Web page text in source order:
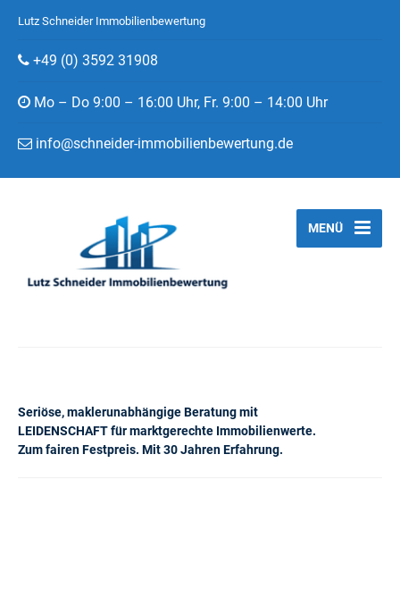
Lutz Schneider Immobilienbewertung
+49 (0) 3592 31908
Mo – Do 9:00 – 16:00 Uhr, Fr. 9:00 – 14:00 Uhr
info@schneider-immobilienbewertung.de
Seriöse, maklerunabhängige Beratung mit
LEIDENSCHAFT für marktgerechte Immobilienwerte.
Zum fairen Festpreis. Mit 30 Jahren Erfahrung.
MENÜ